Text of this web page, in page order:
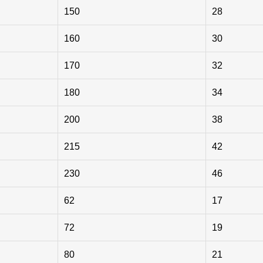
150 28
160 30
170 32
180 34
200 38
215 42
230 46
62 17
72 19
80 21